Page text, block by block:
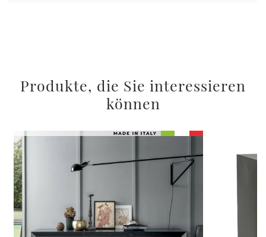
Produkte, die Sie interessieren
können